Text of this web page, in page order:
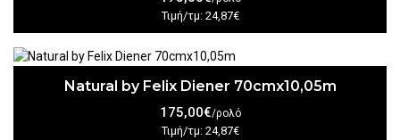
Τιμή/τμ: 24,87€
Natural by Felix Diener 70cmx10,05m
175,00€/ρολό
Τιμή/τμ: 24,87€